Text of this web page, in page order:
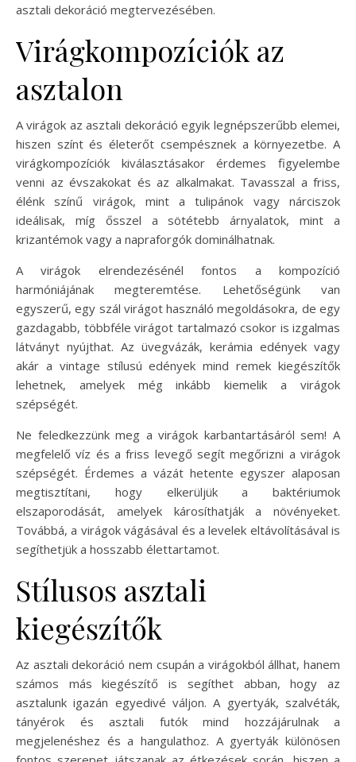
asztali dekoráció megtervezésében.
Virágkompozíciók az
asztalon
A virágok az asztali dekoráció egyik legnépszerűbb elemei,
hiszen színt és életerőt csempésznek a környezetbe. A
virágkompozíciók kiválasztásakor érdemes figyelembe
venni az évszakokat és az alkalmakat. Tavasszal a friss,
élénk színű virágok, mint a tulipánok vagy nárciszok
ideálisak, míg ősszel a sötétebb árnyalatok, mint a
krizantémok vagy a napraforgók dominálhatnak.
A virágok elrendezésénél fontos a kompozíció
harmóniájának megteremtése. Lehetőségünk van
egyszerű, egy szál virágot használó megoldásokra, de egy
gazdagabb, többféle virágot tartalmazó csokor is izgalmas
látványt nyújthat. Az üvegvázák, kerámia edények vagy
akár a vintage stílusú edények mind remek kiegészítők
lehetnek, amelyek még inkább kiemelik a virágok
szépségét.
Ne feledkezzünk meg a virágok karbantartásáról sem! A
megfelelő víz és a friss levegő segít megőrizni a virágok
szépségét. Érdemes a vázát hetente egyszer alaposan
megtisztítani, hogy elkerüljük a baktériumok
elszaporodását, amelyek károsíthatják a növényeket.
Továbbá, a virágok vágásával és a levelek eltávolításával is
segíthetjük a hosszabb élettartamot.
Stílusos asztali
kiegészítők
Az asztali dekoráció nem csupán a virágokból állhat, hanem
számos más kiegészítő is segíthet abban, hogy az
asztalunk igazán egyedivé váljon. A gyertyák, szalvéták,
tányérok és asztali futók mind hozzájárulnak a
megjelenéshez és a hangulathoz. A gyertyák különösen